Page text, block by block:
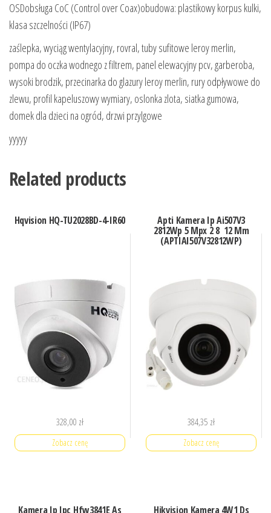
OSDobsługa CoC (Control over Coax)obudowa: plastikowy korpus kulki,
klasa szczelności (IP67)
zaślepka, wyciąg wentylacyjny, rovral, tuby sufitowe leroy merlin,
pompa do oczka wodnego z filtrem, panel elewacyjny pcv, garberoba,
wysoki brodzik, przecinarka do glazury leroy merlin, rury odpływowe do
zlewu, profil kapeluszowy wymiary, oslonka zlota, siatka gumowa,
domek dla dzieci na ogród, drzwi przylgowe
yyyyy
Related products
Hqvision HQ-TU2028BD-4-IR60
328,00 zł
Zobacz cenę
Apti Kamera Ip Ai507V3
2812Wp 5 Mpx 2 8 12 Mm
(APTIAI507V32812WP)
384,35 zł
Zobacz cenę
Kamera Ip Ipc Hfw3841E As Hikvision Kamera 4W1 Ds